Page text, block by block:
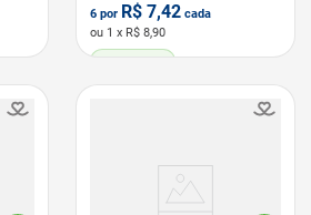
6 por R$ 7,42 cada
ou 1 x R$ 8,90